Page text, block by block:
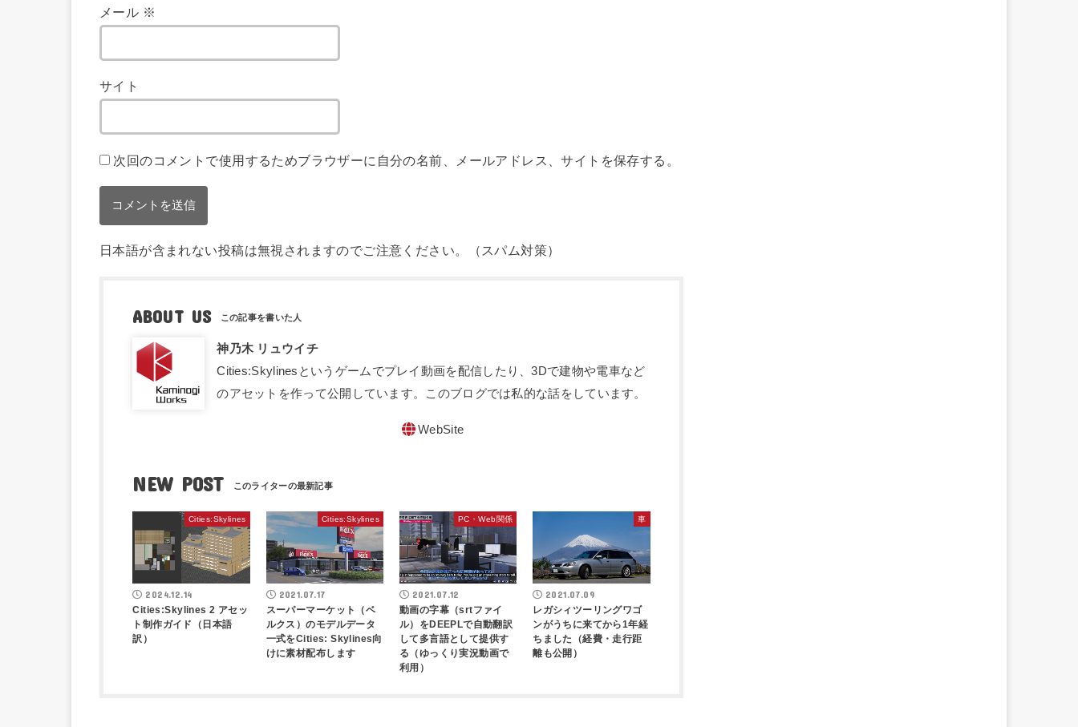
メール ※
サイト
次回のコメントで使用するためブラウザーに自分の名前、メールアドレス、サイトを保存する。
日本語が含まれない投稿は無視されますのでご注意ください。（スパム対策）
ABOUT US
神乃木 リュウイチ
Cities:Skylinesというゲームでプレイ動画を配信したり、3Dで建物や電車など
のアセットを作って公開しています。このブログでは私的な話をしています。
WebSite
NEW POST
Cities:Skylines
2024.12.14
Cities:Skylines 2 アセッ
ト制作ガイド（日本語
訳）
Cities:Skylines
2021.07.17
スーパーマーケット（ベ
ルクス）のモデルデータ
一式をCities: Skylines向
けに素材配布します
PC・Web関係
2021.07.12
動画の字幕（srtファイ
ル）をDEEPLで自動翻訳
して多言語として提供す
る（ゆっくり実況動画で
利用）
車
2021.07.09
レガシィツーリングワゴ
ンがうちに来てから1年経
ちました（経費・走行距
離も公開）